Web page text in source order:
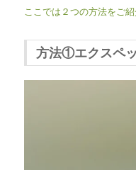
ここでは２つの方法を
方法①エクスペ